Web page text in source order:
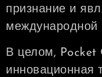
признание и
международной
В целом, Pocket
инновационная